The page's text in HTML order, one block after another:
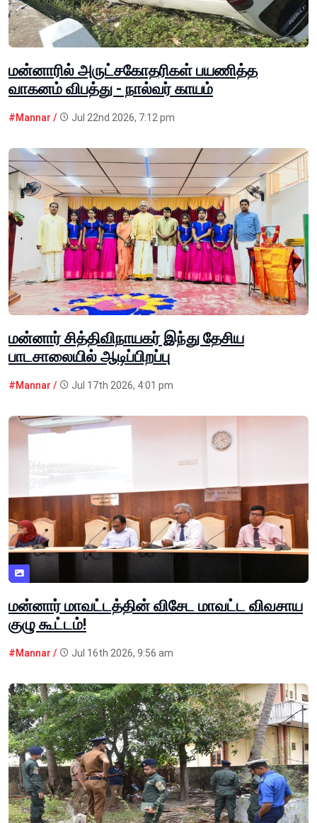
மன்னாரில் அருட்சகோதரிகள் பயணித்த
வாகனம் விபத்து - நால்வர் காயம்
#Mannar / Jul 22nd 2026, 7:12 pm
மன்னார் சித்திவிநாயகர் இந்து தேசிய
பாடசாலையில் ஆடிப்பிறப்பு
#Mannar / Jul 17th 2026, 4:01 pm
மன்னார் மாவட்டத்தின் விசேட மாவட்ட விவசாய
குழு கூட்டம்!
#Mannar / Jul 16th 2026, 9:56 am